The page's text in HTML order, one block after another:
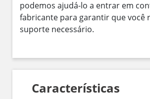
podemos ajudá-lo a entrar em
fabricante para garantir que você
suporte necessário.
Características